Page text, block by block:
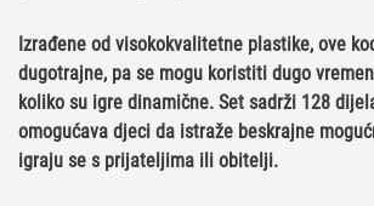
Izrađene od visokokvalitetne plastike, ove
dugotrajne, pa se mogu koristiti dugo
koliko su igre dinamične. Set sadrži 128
omogućava djeci da istraže beskrajne
igraju se s prijateljima ili obitelji.